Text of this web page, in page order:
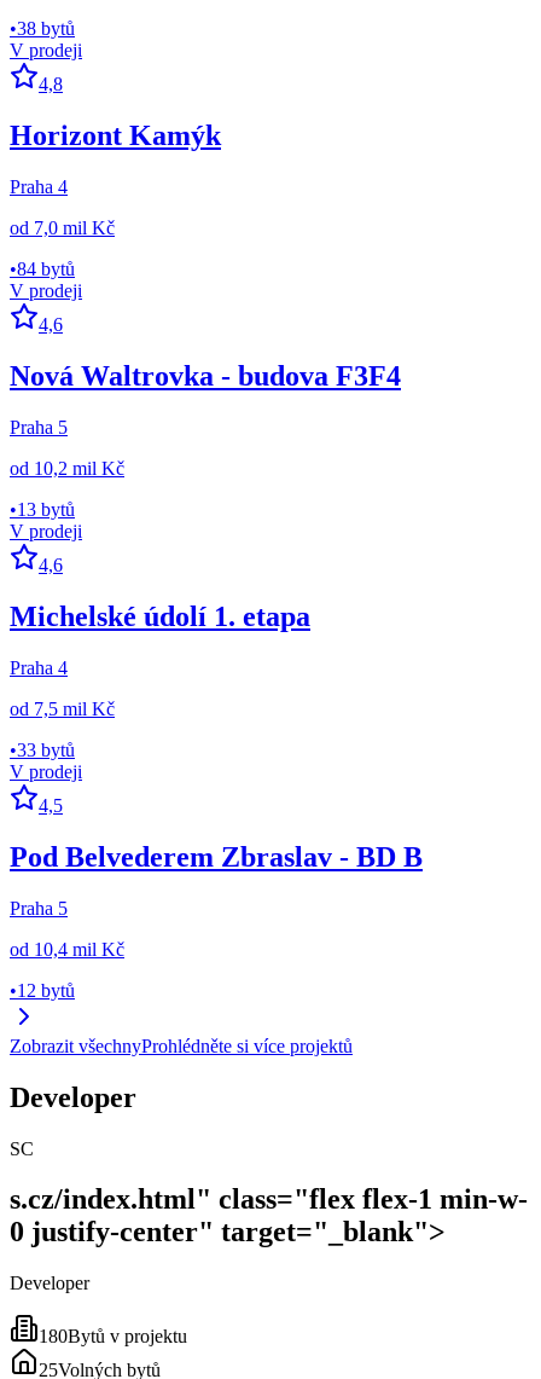
•38 bytů
V prodeji
4,8
Horizont Kamýk
Praha 4
od 7,0 mil Kč
•84 bytů
V prodeji
4,6
Nová Waltrovka - budova F3F4
Praha 5
od 10,2 mil Kč
•13 bytů
V prodeji
4,6
Michelské údolí 1. etapa
Praha 4
od 7,5 mil Kč
•33 bytů
V prodeji
4,5
Pod Belvederem Zbraslav - BD B
Praha 5
od 10,4 mil Kč
•12 bytů
Zobrazit všechnyProhlédněte si více projektů
Developer
SC
s.cz/index.html" class="flex flex-1 min-w-
0 justify-center" target="_blank">
Developer
180Bytů v projektu
25Volných bytů